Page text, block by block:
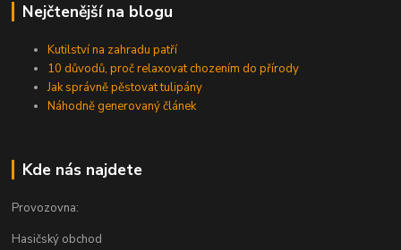
Nejčtenější na blogu
Kutilství na zahradu patří
10 důvodů, proč relaxovat chozením do přírody
Jak správně pěstovat tulipány
Náhodně generovaný článek
Kde nás najdete
Provozovna:
Hasičský obchod